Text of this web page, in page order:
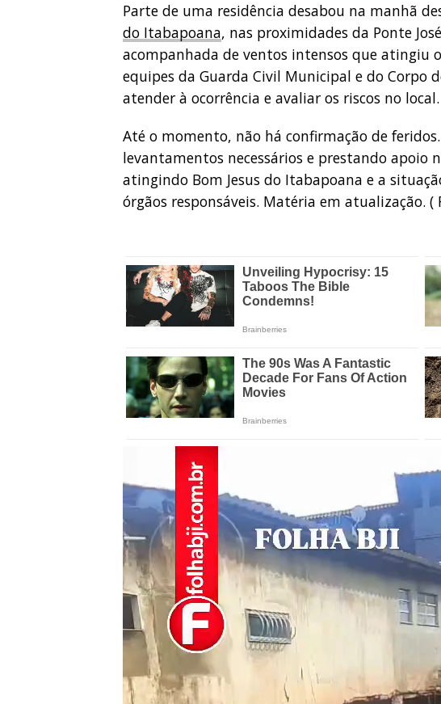
Parte de uma residência desabou na manhã
do Itabapoana, nas proximidades da Ponte
acompanhada de ventos intensos que atingiu
equipes da Guarda Civil Municipal e do Corpo
atender à ocorrência e avaliar os riscos no local.
Até o momento, não há confirmação de
levantamentos necessários e prestando apoio
atingindo Bom Jesus do Itabapoana e a
órgãos responsáveis. Matéria em atualização. (
vídeo